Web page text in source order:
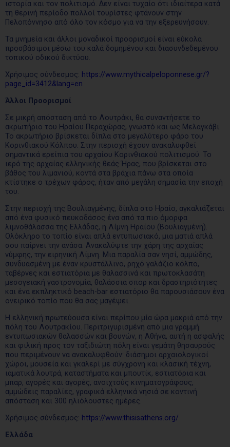
ιστορία και τον πολιτισμό. Δεν είναι τυχαίο ότι ιδιαίτερα κατά
τη θερινή περίοδο πολλοί τουρίστες φτάνουν στην
Πελοπόννησο από όλο τον κόσμο για να την εξερευνήσουν.
Τα μνημεία και άλλοι μοναδικοί προορισμοί είναι εύκολα
προσβάσιμοι μέσω του καλά δομημένου και διασυνδεδεμένου
τοπικού οδικού δικτύου.
Χρήσιμος σύνδεσμος: https://www.mythicalpeloponnese.gr/?
page_id=3412&lang=en
Άλλοι Προορισμοί
Σε μικρή απόσταση από το Λουτράκι, θα συναντήσετε το
ακρωτήριο του Ηραίου Περαχώρας, γνωστό και ως Μελαγκάβι.
Το ακρωτήριο βρίσκεται δίπλα στο μεγαλύτερο φάρο του
Κορινθιακού Κόλπου. Στην περιοχή έχουν ανακαλυφθεί
σημαντικά ερείπια του αρχαίου Κορινθιακού πολιτισμού. Το
ιερό της αρχαίας ελληνικής θεάς Ήρας, που βρίσκεται στο
βάθος του λιμανιού, κοντά στα βράχια πάνω στα οποία
κτίστηκε ο τρέχων φάρος, ήταν από μεγάλη σημασία την εποχή
του.
Στην περιοχή της Βουλιαγμένης, δίπλα στο Ηραίο, αγκαλιάζεται
από ένα φυσικό πευκοδάσος ένα από τα πιο όμορφα
λιμνοθάλασσα της Ελλάδας, η Λίμνη Ηραίου (Βουλιαγμένη).
Ολόκληρο το τοπίο είναι απλά εντυπωσιακό, μια ματιά απλά
σου παίρνει την ανάσα. Ανακαλύψτε την χάρη της αρχαίας
νύμφης, την ειρηνική Λίμνη. Μια παραλία σαν νησί, αμμώδης,
συνδυασμένη με έναν κρυστάλλινο, ρηχό γαλάζιο κόλπο,
ταβέρνες και εστιατόρια με θαλασσινά και πρωτοκλασάτη
μεσογειακή γαστρονομία, θαλάσσια σπορ και δραστηριότητες
και ένα εκπληκτικό beach-bar εστιατόριο θα παρουσιάσουν ένα
ονειρικό τοπίο που θα σας μαγέψει.
Η ελληνική πρωτεύουσα είναι περίπου μία ώρα μακριά από την
πόλη του Λουτρακίου. Περιτριγυρισμένη από μια γραμμή
εντυπωσιακών θαλασσών και βουνών, η Αθήνα, αυτή η ασφαλής
και φιλική προς τον ταξιδιώτη πόλη είναι γεμάτη θησαυρούς
που περιμένουν να ανακαλυφθούν: διάσημοι αρχαιολογικοί
χώροι, μουσεία και γκαλερί με σύγχρονη και κλασική τέχνη,
ιαματικά λουτρά, καταστήματα και μπουτίκ, εστιατόρια και
μπαρ, αγορές και αγορές, ανοιχτούς κινηματογράφους,
αμμώδεις παραλίες, γραφικά ελληνικά νησιά σε κοντινή
απόσταση και 300 ηλιόλουστες ημέρες.
Χρήσιμος σύνδεσμος: https://www.thisisathens.org/
Ελλάδα